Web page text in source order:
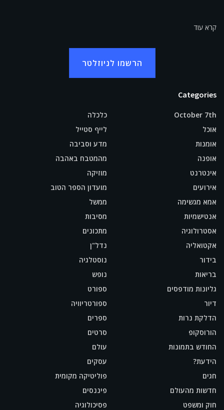
קרא עוד
הרשמו לניוזלטר
Categories
October 7th
אוכל
אומנות
אופנה
אינטרנט
אירועים
אמא מגשימה
אנטישמיות
אסטרולוגיה
אקטואליה
בידור
בריאות
גליונות מודפסים
דיור
הדלקת נרות
הורוסקופ
החודש בתמונות
הידעת?
חגים
חדשות מהעולם
חוק ומשפט
כלכלה
לייף סטייל
מדע וסביבה
מהמטבח באהבה
מוזיקה
מועדון הספר הטוב
ממשל
מסיבות
מתכונים
נדל"ן
נוסטלגיה
נופש
ספורט
ספורטריוויה
ספרים
סרטים
עולם
עסקים
פוליטיקה מקומית
פיננסים
פסיכולוגיה